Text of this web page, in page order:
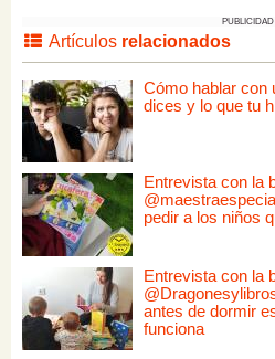
PUBLICIDAD
Artículos relacionados
Cómo hablar con
dices y lo que tu
Entrevista con la
pedir a los niños
Entrevista con la
antes de dormir
funciona